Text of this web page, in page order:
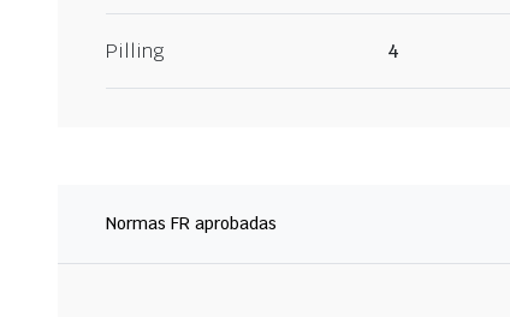
Pilling 4
Normas FR aprobadas